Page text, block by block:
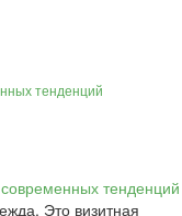
тенденций
Это визитная